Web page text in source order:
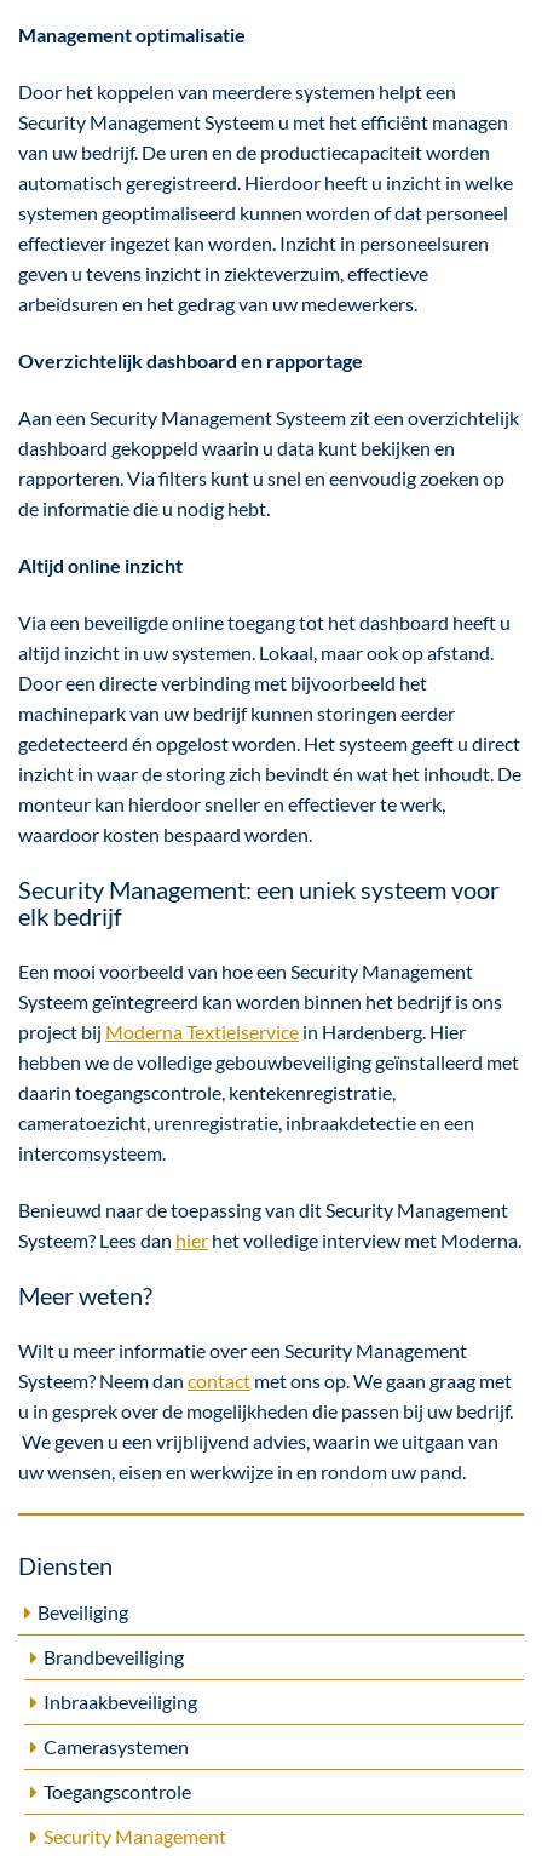
Management optimalisatie
Door het koppelen van meerdere systemen helpt een
Security Management Systeem u met het efficiënt managen
van uw bedrijf. De uren en de productiecapaciteit worden
automatisch geregistreerd. Hierdoor heeft u inzicht in welke
systemen geoptimaliseerd kunnen worden of dat personeel
effectiever ingezet kan worden. Inzicht in personeelsuren
geven u tevens inzicht in ziekteverzuim, effectieve
arbeidsuren en het gedrag van uw medewerkers.
Overzichtelijk dashboard en rapportage
Aan een Security Management Systeem zit een overzichtelijk
dashboard gekoppeld waarin u data kunt bekijken en
rapporteren. Via filters kunt u snel en eenvoudig zoeken op
de informatie die u nodig hebt.
Altijd online inzicht
Via een beveiligde online toegang tot het dashboard heeft u
altijd inzicht in uw systemen. Lokaal, maar ook op afstand.
Door een directe verbinding met bijvoorbeeld het
machinepark van uw bedrijf kunnen storingen eerder
gedetecteerd én opgelost worden. Het systeem geeft u direct
inzicht in waar de storing zich bevindt én wat het inhoudt. De
monteur kan hierdoor sneller en effectiever te werk,
waardoor kosten bespaard worden.
Security Management: een uniek systeem voor
elk bedrijf
Een mooi voorbeeld van hoe een Security Management
Systeem geïntegreerd kan worden binnen het bedrijf is ons
project bij Moderna Textielservice in Hardenberg. Hier
hebben we de volledige gebouwbeveiliging geïnstalleerd met
daarin toegangscontrole, kentekenregistratie,
cameratoezicht, urenregistratie, inbraakdetectie en een
intercomsysteem.
Benieuwd naar de toepassing van dit Security Management
Systeem? Lees dan hier het volledige interview met Moderna.
Meer weten?
Wilt u meer informatie over een Security Management
Systeem? Neem dan contact met ons op. We gaan graag met
u in gesprek over de mogelijkheden die passen bij uw bedrijf.
We geven u een vrijblijvend advies, waarin we uitgaan van
uw wensen, eisen en werkwijze in en rondom uw pand.
Diensten
Beveiliging
Brandbeveiliging
Inbraakbeveiliging
Camerasystemen
Toegangscontrole
Security Management